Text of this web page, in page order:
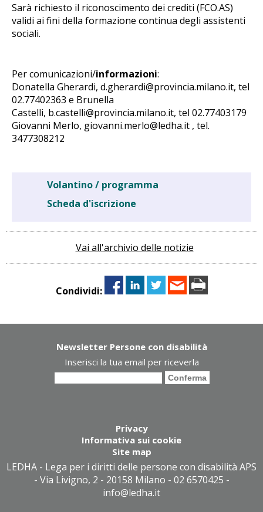
Sarà richiesto il riconoscimento dei crediti (FCO.AS)
validi ai fini della formazione continua degli assistenti
sociali.
Per comunicazioni/informazioni:
Donatella Gherardi, d.gherardi@provincia.milano.it, tel
02.77402363 e Brunella
Castelli, b.castelli@provincia.milano.it, tel 02.77403179
Giovanni Merlo, giovanni.merlo@ledha.it , tel.
3477308212
Volantino / programma
Scheda d'iscrizione
Vai all'archivio delle notizie
Condividi:
Newsletter Persone con disabilità
Inserisci la tua email per riceverla
Privacy
Informativa sui cookie
Site map
LEDHA - Lega per i diritti delle persone con disabilità APS
- Via Livigno, 2 - 20158 Milano - 02 6570425 -
info@ledha.it